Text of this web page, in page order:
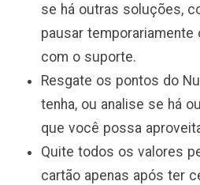
se há outras soluções,
pausar
com o suporte.
Resgate os pontos do
tenha, ou analise se há
que você possa
Quite todos os valores
cartão apenas após ter